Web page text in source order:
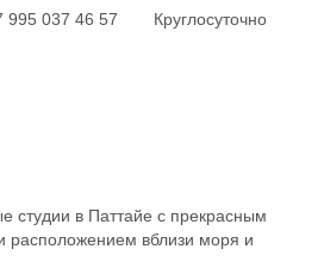
995 037 46 57
Круглосуточно
студии в Паттайе с прекрасным
расположением вблизи моря и